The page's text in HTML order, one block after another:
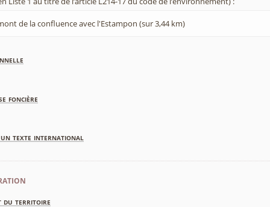
de la confluence avec l'Estampon (sur 3,44 km)
foncière
texte international
du territoire